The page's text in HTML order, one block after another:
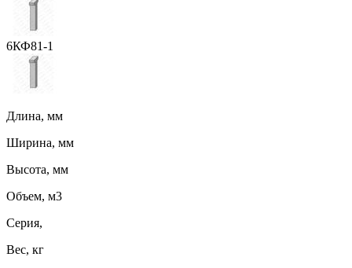
6КФ81-1
Длина, мм
Ширина, мм
Высота, мм
Объем, м3
Серия,
Вес, кг